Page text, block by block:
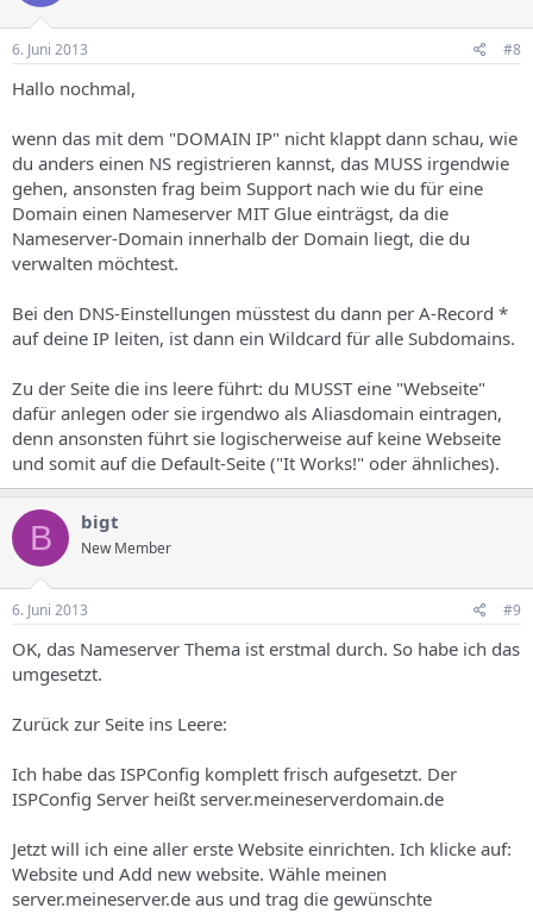
6. Juni 2013 #8
Hallo nochmal,
wenn das mit dem "DOMAIN IP" nicht klappt dann schau, wie
du anders einen NS registrieren kannst, das MUSS irgendwie
gehen, ansonsten frag beim Support nach wie du für eine
Domain einen Nameserver MIT Glue einträgst, da die
Nameserver-Domain innerhalb der Domain liegt, die du
verwalten möchtest.
Bei den DNS-Einstellungen müsstest du dann per A-Record *
auf deine IP leiten, ist dann ein Wildcard für alle Subdomains.
Zu der Seite die ins leere führt: du MUSST eine "Webseite"
dafür anlegen oder sie irgendwo als Aliasdomain eintragen,
denn ansonsten führt sie logischerweise auf keine Webseite
und somit auf die Default-Seite ("It Works!" oder ähnliches).
B bigt
New Member
6. Juni 2013 #9
OK, das Nameserver Thema ist erstmal durch. So habe ich das
umgesetzt.
Zurück zur Seite ins Leere:
Ich habe das ISPConfig komplett frisch aufgesetzt. Der
ISPConfig Server heißt server.meineserverdomain.de
Jetzt will ich eine aller erste Website einrichten. Ich klicke auf:
Website und Add new website. Wähle meinen
server.meineserver.de aus und trag die gewünschte